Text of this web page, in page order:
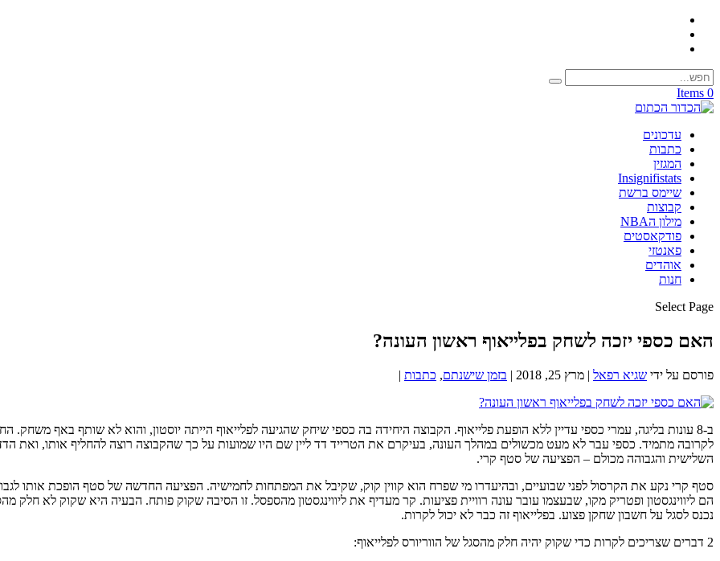
0 Items
עדכונים
כתבות
המגזין
Insignifistats
שיימס ברשת
קבוצות
מילון הNBA
פודקאסטים
פאנטזי
אוהדים
חנות
Select Page
האם כספי יזכה לשחק בפלייאוף ראשון העונה?
פורסם על ידי שגיא רפאל | מרץ 25, 2018 | בזמן שישנתם, כתבות |
ב-8 עונות בליגה, עמרי כספי עדיין ללא הופעת פלייאוף. הקבוצה היחידה בה כספי שיחק שהגיעה לפלייאוף הייתה יוסטון, והוא לא שותף באף
לקרובה מתמיד. כספי עבר לא מעט מכשולים במהלך העונה, בעיקרם את הטרייד דד ליין שם היו שמועות על כך שהקבוצה רוצה להחליף אותו, ואת
השלישית והגבוהה מכולם – הפציעה של סטף קרי.
סטף קרי נקע את הקרסול לפני שבועיים, ובהיעדרו מי שפרח הוא קווין קוק, שקיבל את המפתחות לחמישיה. הפציעה החדשה של סטף הופכת אותו
הם ליווינגסטון ופטריק מקו, שבעצמו עובר עונה רוויית פציעות. קר מעדיף את ליווינגסטון מהספסל. זו הסיבה שקוק פותח. הבעיה היא שקוק לא חלק
נכנס לסגל על חשבון שחקן פצוע. בפלייאוף זה כבר לא יכול לקרות.
2 דברים שצריכים לקרות כדי שקוק יהיה חלק מהסגל של הווריורס לפלייאוף: